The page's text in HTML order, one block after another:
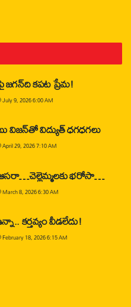
జగన్‌ది కపట ప్రేమ!
July 9, 2026 6:00 AM
విజన్‌తో విద్యుత్ ధగధగలు
April 29, 2026 7:10 AM
భరోసా…
March 8, 2026 6:30 AM
కర్తవ్యం వీడలేదు!
February 18, 2026 6:15 AM